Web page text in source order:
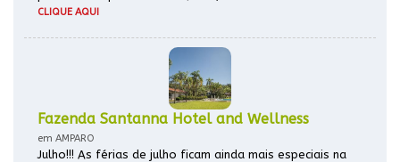
CLIQUE AQUI
Fazenda Santanna Hotel and Wellness
em AMPARO
Julho!!! As férias de julho ficam ainda mais especiais na